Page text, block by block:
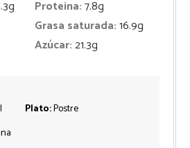
g Proteina:7.8g
Grasa saturada:16.9g
Azúcar:21.3g
Plato:Postre